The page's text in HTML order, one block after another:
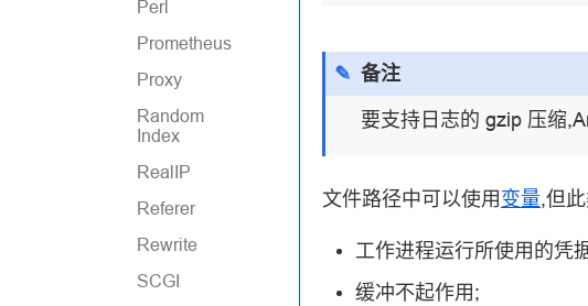
Perl
Prometheus
Proxy
Random
Index
RealIP
Referer
Rewrite
SCGI
备注
要支持日志的 gzip 压缩
文件路径中可以使用变量,但
工作进程运行所使用的凭
缓冲不起作用;